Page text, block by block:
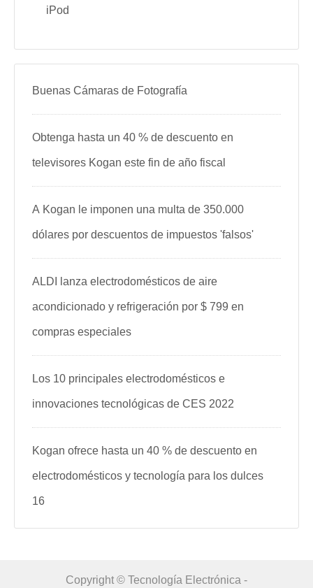
iPod
Buenas Cámaras de Fotografía
Obtenga hasta un 40 % de descuento en
televisores Kogan este fin de año fiscal
A Kogan le imponen una multa de 350.000
dólares por descuentos de impuestos 'falsos'
ALDI lanza electrodomésticos de aire
acondicionado y refrigeración por $ 799 en
compras especiales
Los 10 principales electrodomésticos e
innovaciones tecnológicas de CES 2022
Kogan ofrece hasta un 40 % de descuento en
electrodomésticos y tecnología para los dulces
16
Copyright © Tecnología Electrónica -